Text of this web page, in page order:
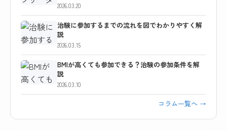
2026.03.20
治験に参加するまでの流れを図でわかりやすく解
説
2026.03.15
BMIが高くても参加できる？治験の参加条件を解
説
2026.03.10
コラム一覧へ →